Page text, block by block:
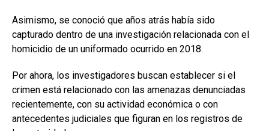
Asimismo, se conoció que años atrás había sido
capturado dentro de una investigación relacionada con el
homicidio de un uniformado ocurrido en 2018.
Por ahora, los investigadores buscan establecer si el
crimen está relacionado con las amenazas denunciadas
recientemente, con su actividad económica o con
antecedentes judiciales que figuran en los registros de